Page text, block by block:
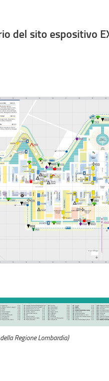
del sito espositivo
Regione Lombardia)